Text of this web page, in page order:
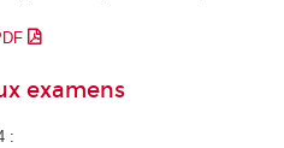
examens
: